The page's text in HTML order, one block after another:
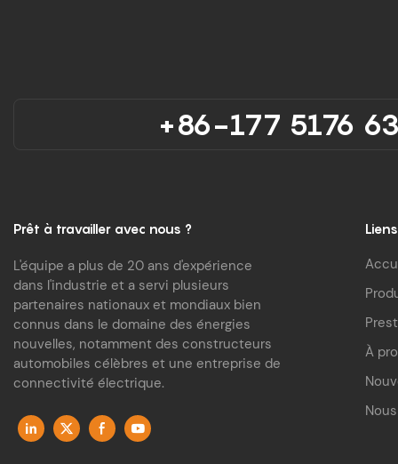
+86-177 5176
Prêt à travailler avec nous ?
L'équipe a plus de 20 ans d'expérience
dans l'industrie et a servi plusieurs
partenaires nationaux et mondiaux bien
connus dans le domaine des énergies
nouvelles, notamment des constructeurs
automobiles célèbres et une entreprise de
connectivité électrique.
À